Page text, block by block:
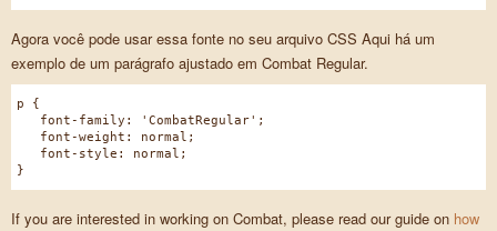
Agora você pode usar essa fonte no seu arquivo CSS Aqui há um
exemplo de um parágrafo ajustado em Combat Regular.
p {
font-family: 'CombatRegular';
font-weight: normal;
font-style: normal;
}
If you are interested in working on Combat, please read our guide on how